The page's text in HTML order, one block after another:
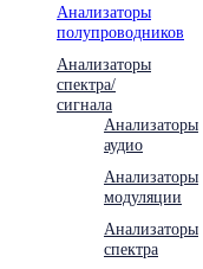
Анализаторы
полупроводников
Анализаторы
спектра/
сигнала
Анализаторы
аудио
Анализаторы
модуляции
Анализаторы
спектра